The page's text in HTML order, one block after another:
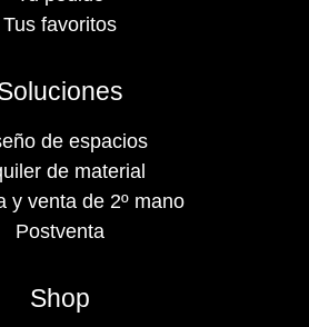
Tus favoritos
de espacios
de material
y venta de 2º mano
Postventa
Shop